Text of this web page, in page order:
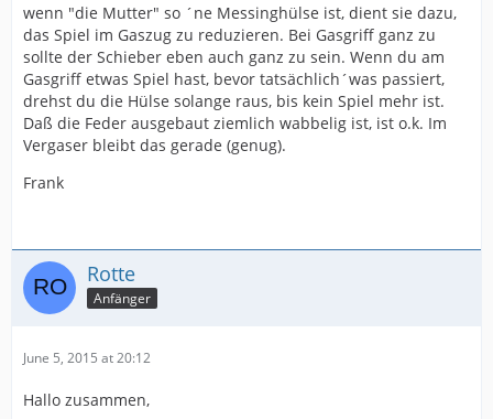
wenn "die Mutter" so ´ne Messinghülse ist, dient sie dazu,
das Spiel im Gaszug zu reduzieren. Bei Gasgriff ganz zu
sollte der Schieber eben auch ganz zu sein. Wenn du am
Gasgriff etwas Spiel hast, bevor tatsächlich´was passiert,
drehst du die Hülse solange raus, bis kein Spiel mehr ist.
Daß die Feder ausgebaut ziemlich wabbelig ist, ist o.k. Im
Vergaser bleibt das gerade (genug).
Frank
Rotte
Anfänger
June 5, 2015 at 20:12
Hallo zusammen,